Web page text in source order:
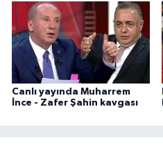
Canlı yayında Muharrem
İnce - Zafer Şahin kavgası